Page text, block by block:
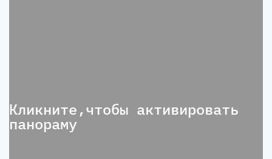
Отзыв сотрудника